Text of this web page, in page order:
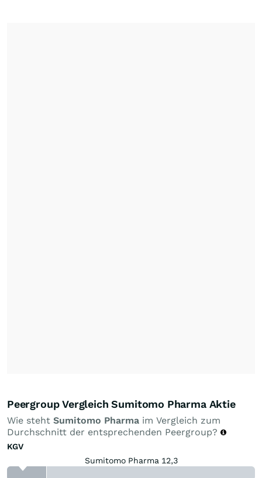
Peergroup Vergleich Sumitomo Pharma Aktie
Wie steht Sumitomo Pharma im Vergleich zum
Durchschnitt der entsprechenden Peergroup?
KGV
Sumitomo Pharma 12,3